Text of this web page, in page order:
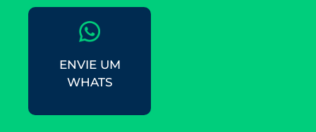
ENVIE UM
WHATS